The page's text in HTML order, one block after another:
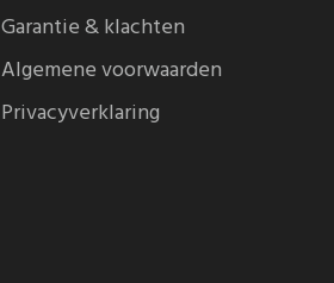
Garantie & klachten
Algemene voorwaarden
Privacyverklaring